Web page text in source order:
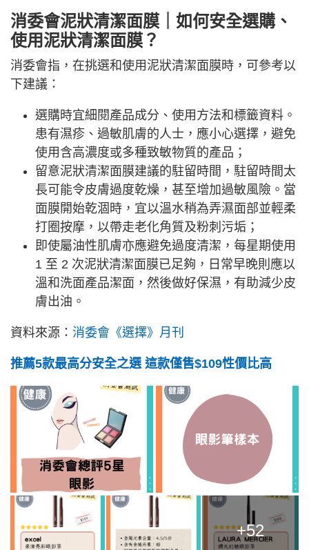
消委會泥狀清潔面膜｜如何安全選購、
使用泥狀清潔面膜？
消委會指，在挑選和使用泥狀清潔面膜時，可參考以
下建議：
選購時宜細閱產品成分、使用方法和標籤資料。
患有濕疹、過敏肌膚的人士，應小心選擇，避免
使用含高濃度或多種致敏物質的產品；
留意泥狀清潔面膜建議的駐留時間，駐留時間太
長可能令皮膚過度乾燥，甚至增加過敏風險。當
面膜開始乾涸時，宜以溫水稍為弄濕面部並輕柔
打圈按摩，以帶走老化角質及粉刺污垢；
即使屬油性肌膚亦應避免過度清潔，每星期使用
1 至 2 次泥狀清潔面膜已足夠，日常早晚則應以
溫和洗面產品潔面，然後做好保濕，有助減少皮
膚出油。
資料來源： 消委會《選擇》月刊
推薦5款最高分安全之選 這款僅售$109性價比高
+52